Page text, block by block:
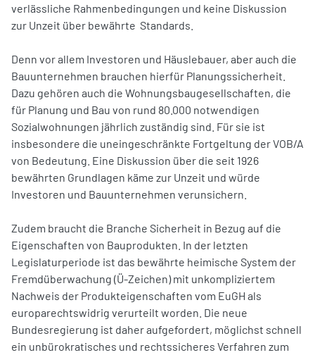
verlässliche Rahmenbedingungen und keine Diskussion
zur Unzeit über bewährte Standards.
Denn vor allem Investoren und Häuslebauer, aber auch die
Bauunternehmen brauchen hierfür Planungssicherheit.
Dazu gehören auch die Wohnungsbaugesellschaften, die
für Planung und Bau von rund 80.000 notwendigen
Sozialwohnungen jährlich zuständig sind. Für sie ist
insbesondere die uneingeschränkte Fortgeltung der VOB/A
von Bedeutung. Eine Diskussion über die seit 1926
bewährten Grundlagen käme zur Unzeit und würde
Investoren und Bauunternehmen verunsichern.
Zudem braucht die Branche Sicherheit in Bezug auf die
Eigenschaften von Bauprodukten. In der letzten
Legislaturperiode ist das bewährte heimische System der
Fremdüberwachung (Ü-Zeichen) mit unkompliziertem
Nachweis der Produkteigenschaften vom EuGH als
europarechtswidrig verurteilt worden. Die neue
Bundesregierung ist daher aufgefordert, möglichst schnell
ein unbürokratisches und rechtssicheres Verfahren zum